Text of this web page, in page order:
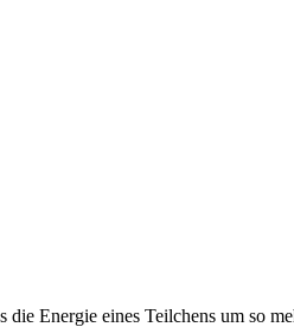
Energie eines Teilchens um so